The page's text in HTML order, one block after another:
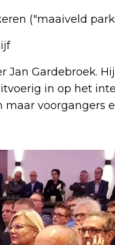
("maaiveld
Jan Gardebroek.
in op het
voorgangers